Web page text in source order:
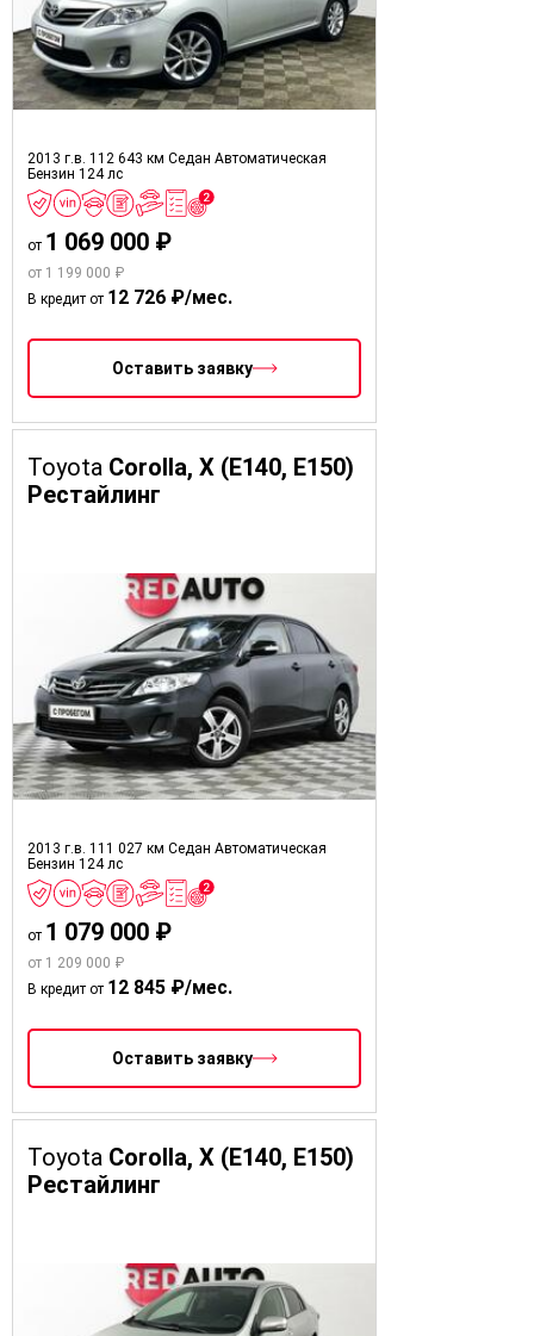
2013 г.в. 112 643 км Седан Автоматическая
Бензин 124 лс
от 1 069 000 ₽
от 1 199 000 ₽
В кредит от 12 726 ₽/мес.
Оставить заявку
Toyota Corolla, X (E140, E150)
Рестайлинг
2013 г.в. 111 027 км Седан Автоматическая
Бензин 124 лс
от 1 079 000 ₽
от 1 209 000 ₽
В кредит от 12 845 ₽/мес.
Оставить заявку
Toyota Corolla, X (E140, E150)
Рестайлинг